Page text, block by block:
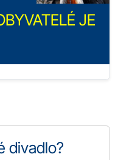
JE
divadlo?